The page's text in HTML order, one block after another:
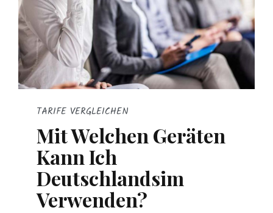
TARIFE VERGLEICHEN
Mit Welchen Geräten
Kann Ich
Deutschlandsim
Verwenden?